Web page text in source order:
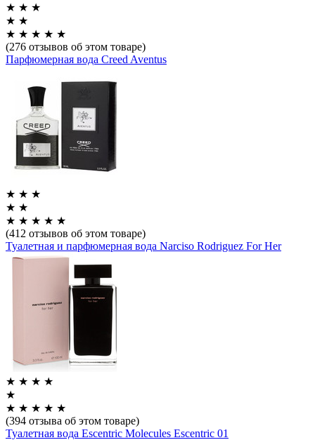
★ ★ ★
★ ★
★ ★ ★ ★ ★
(276 отзывов об этом товаре)
Парфюмерная вода Creed Aventus
★ ★ ★
★ ★
★ ★ ★ ★ ★
(412 отзывов об этом товаре)
Туалетная и парфюмерная вода Narciso Rodriguez For Her
★ ★ ★ ★
★
★ ★ ★ ★ ★
(394 отзыва об этом товаре)
Туалетная вода Escentric Molecules Escentric 01